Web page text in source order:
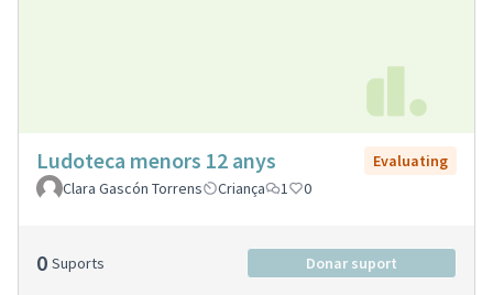
Ludoteca menors 12 anys
Evaluating
Clara Gascón Torrens
Criança 1 0
0 Suports Donar suport